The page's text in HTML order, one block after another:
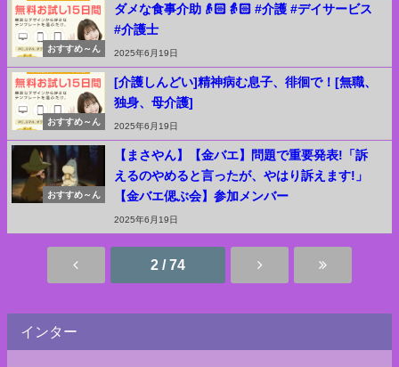
おすすめ～ん
ダメな食事介助👴🏻👵🏻 #介護 #デイサービス
#介護士
2025年6月19日
おすすめ～ん
[介護しんどい]精神病む息子、徘徊で！[無職、
独身、母介護]
2025年6月19日
おすすめ～ん
【まさやん】【金バエ】問題で重要発表!「訴
えるのやめると言ったが、やはり訴えます!」
【金バエ偲ぶ会】参加メンバー
2025年6月19日
2 / 74
インター